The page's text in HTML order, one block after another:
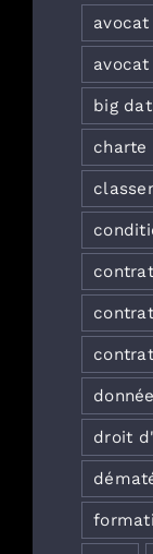
big
charte
contrat
droit